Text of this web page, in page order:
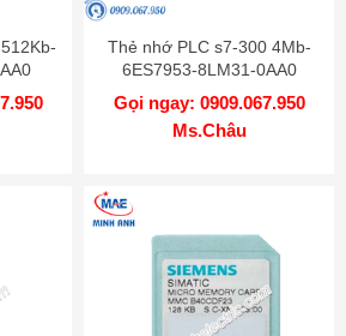
Thẻ nhớ PLC s7-300 4Mb-
6ES7953-8LM31-0AA0
Gọi ngay: 0909.067.950
Ms.Châu